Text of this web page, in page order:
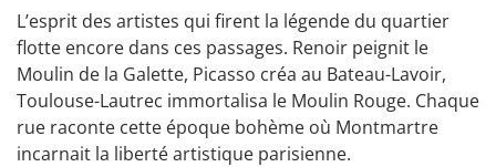
L’esprit des artistes qui firent la légende du quartier
flotte encore dans ces passages. Renoir peignit le
Moulin de la Galette, Picasso créa au Bateau-Lavoir,
Toulouse-Lautrec immortalisa le Moulin Rouge. Chaque
rue raconte cette époque bohème où Montmartre
incarnait la liberté artistique parisienne.